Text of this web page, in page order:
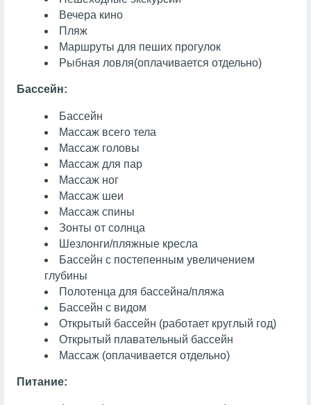
Вечера кино
Пляж
Маршруты для пеших прогулок
Рыбная ловля(оплачивается отдельно)
Бассейн:
Бассейн
Массаж всего тела
Массаж головы
Массаж для пар
Массаж ног
Массаж шеи
Массаж спины
Зонты от солнца
Шезлонги/пляжные кресла
Бассейн с постепенным увеличением
глубины
Полотенца для бассейна/пляжа
Бассейн с видом
Открытый бассейн (работает круглый год)
Открытый плавательный бассейн
Массаж (оплачивается отдельно)
Питание: